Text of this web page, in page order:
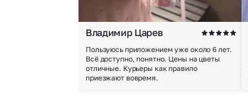
Владимир Царев
Пользуюсь приложением уже около 6 лет.
Всё доступно, понятно. Цены на цветы
отличные. Курьеры как правило
приезжают вовремя.